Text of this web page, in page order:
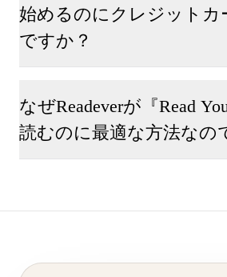
始めるのにクレジットカ
ですか？
なぜReadeverが『Read
読むのに最適な方法なの